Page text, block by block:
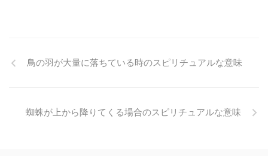
鳥の羽が大量に落ちている時のスピリチュアルな意味
蜘蛛が上から降りてくる場合のスピリチュアルな意味